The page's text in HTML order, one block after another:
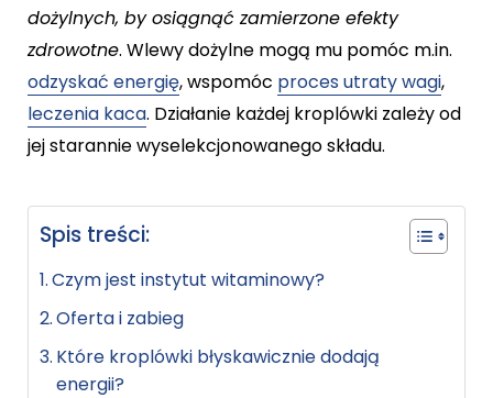
dożylnych, by osiągnąć zamierzone efekty
zdrowotne. Wlewy dożylne mogą mu pomóc m.in.
odzyskać energię, wspomóc proces utraty wagi,
leczenia kaca. Działanie każdej kroplówki zależy od
jej starannie wyselekcjonowanego składu.
Spis treści:
Czym jest instytut witaminowy?
Oferta i zabieg
Które kroplówki błyskawicznie dodają
energii?